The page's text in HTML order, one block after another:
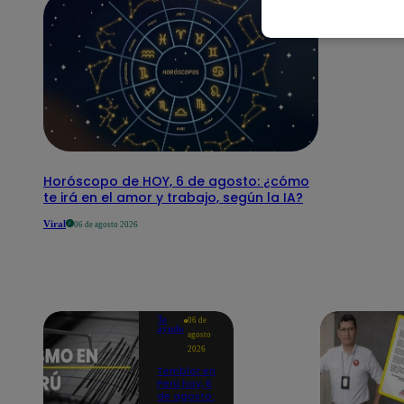
Horóscopo de HOY, 6 de agosto: ¿cómo
te irá en el amor y trabajo, según la IA?
Viral 06 de agosto 2026
Te
ayudo
06 de
agosto
2026
Temblor en
Perú hoy, 6
de agosto: